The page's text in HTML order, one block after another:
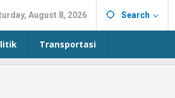
August 8, 2026 Search
Transportasi